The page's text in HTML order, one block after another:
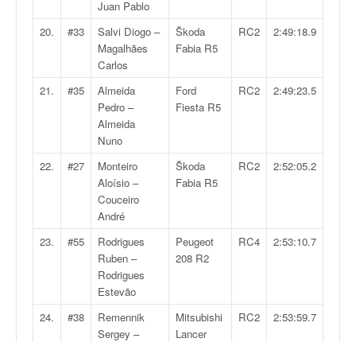
Juan Pablo
20.
#33
Salvi Diogo –
Magalhães
Carlos
Škoda
Fabia R5
RC2 2:49:18.9
21. #35
Almeida
Pedro –
Almeida
Nuno
Ford
Fiesta R5
RC2 2:49:23.5
22. #27
Monteiro
Aloísio –
Couceiro
André
Škoda
Fabia R5
RC2 2:52:05.2
23. #55
Rodrigues
Ruben –
Rodrigues
Estevão
Peugeot
208 R2
RC4 2:53:10.7
24. #38
Remennik
Sergey –
Mitsubishi
Lancer
RC2 2:53:59.7